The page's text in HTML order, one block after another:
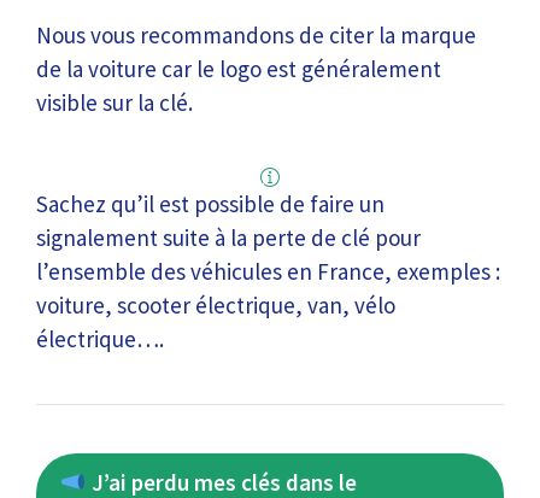
Nous vous recommandons de citer la marque
de la voiture car le logo est généralement
visible sur la clé.
Sachez qu’il est possible de faire un
signalement suite à la perte de clé pour
l’ensemble des véhicules en France, exemples :
voiture, scooter électrique, van, vélo
électrique….
J’ai perdu mes clés dans le